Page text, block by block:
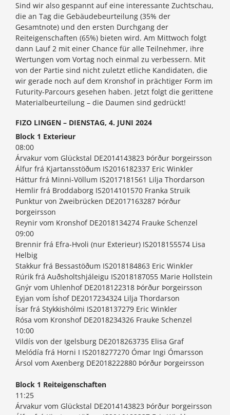
Sind wir also gespannt auf eine interessante Zuchtschau,
die an Tag die Gebäudebeurteilung (35% der
Gesamtnote) und den ersten Durchgang der
Reiteigenschaften (65%) bieten wird. Am Mittwoch folgt
dann Lauf 2 mit einer Chance für alle Teilnehmer, ihre
Wertungen vom Vortag noch einmal zu verbessern. Mit
von der Partie sind nicht zuletzt etliche Kandidaten, die
wir gerade noch auf dem Kronshof in prächtiger Form im
Futurity-Parcours gesehen haben. Jetzt folgt die gerittene
Materialbeurteilung – die Daumen sind gedrückt!
FIZO LINGEN – DIENSTAG, 4. JUNI 2024
Block 1 Exterieur
08:00
Árvakur vom Glückstal DE2014143823 Þórður Þorgeirsson
Álfur frá Kjartansstöðum IS2016182337 Eric Winkler
Háttur frá Minni-Völlum IS2017181561 Lilja Thordarson
Hemlir frá Broddaborg IS2014101570 Franka Struik
Punktur von Zweibrücken DE2017163287 Þórður
Þorgeirsson
Reynir vom Kronshof DE2018134274 Frauke Schenzel
09:00
Brennir frá Efra-Hvoli (nur Exterieur) IS2018155574 Lisa
Helbig
Stakkur frá Bessastöðum IS2018184863 Eric Winkler
Rúrik frá Auðsholtshjáleigu IS2018187055 Marie Hollstein
Gnýr vom Uhlenhof DE2018122318 Þórður Þorgeirsson
Eyjan vom Íshof DE2017234324 Lilja Thordarson
Ísar frá Stykkishólmi IS2018137279 Eric Winkler
Rósa vom Kronshof DE2018234326 Frauke Schenzel
10:00
Vildís von der Igelsburg DE2018263735 Elisa Graf
Melódía frá Horni I IS2018277270 Ómar Ingi Ómarsson
Ársol vom Axenberg DE2018222880 Þórður Þorgeirsson
Block 1 Reiteigenschaften
11:25
Árvakur vom Glückstal DE2014143823 Þórður Þorgeirsson